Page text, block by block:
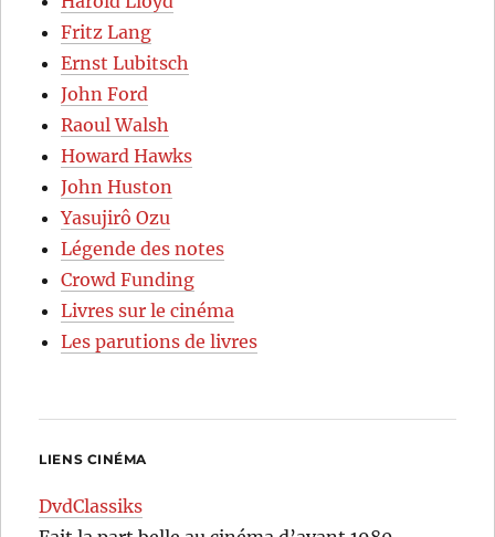
Fritz Lang
Ernst Lubitsch
John Ford
Raoul Walsh
Howard Hawks
John Huston
Yasujirô Ozu
Légende des notes
Crowd Funding
Livres sur le cinéma
Les parutions de livres
LIENS CINÉMA
DvdClassiks